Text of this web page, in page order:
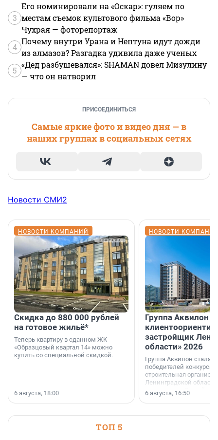
3
Его номинировали на «Оскар»: гуляем по
местам съемок культового фильма «Вор»
Чухрая — фоторепортаж
4
Почему внутри Урана и Нептуна идут дожди
из алмазов? Разгадка удивила даже ученых
5
«Дед разбушевался»: SHAMAN довел Мизулину
— что он натворил
ПРИСОЕДИНИТЬСЯ
Самые яркие фото и видео дня — в
наших группах в социальных сетях
Новости СМИ2
НОВОСТИ КОМПАНИЙ
Скидка до 880 000 рублей
на готовое жильё*
Теперь квартиру в сданном ЖК
«Образцовый квартал 14» можно
купить со специальной скидкой.
6 августа, 18:00
НОВОСТИ
Группа Аквилон
застройщик
области» 2026
Группа Аквилон стала
победителей конкурса
строительная
Ленинградской области
номинации «Самый
застройщик
6 августа, 16:50
ТОП 5